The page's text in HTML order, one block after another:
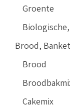
Groente
Brood,
Brood
Cakemix